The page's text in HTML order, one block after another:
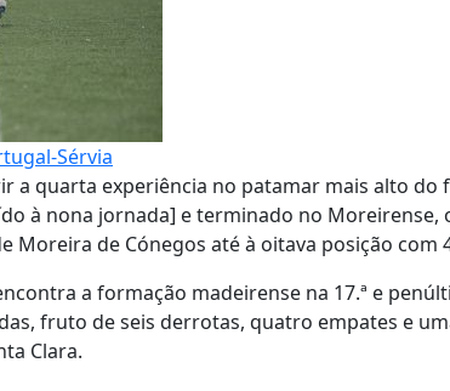
Sérvia
a quarta experiência no patamar mais alto
à nona jornada] e terminado no Moreirense,
Moreira de Cónegos até à oitava posição com
a formação madeirense na 17.ª e
fruto de seis derrotas, quatro empates e
Clara.